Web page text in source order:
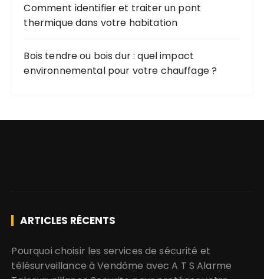
Comment identifier et traiter un pont
thermique dans votre habitation
Bois tendre ou bois dur : quel impact
environnemental pour votre chauffage ?
ARTICLES RÉCENTS
Pourquoi choisir les services de sécurité et
télésurveillance à Vendôme avec A T S Alarme